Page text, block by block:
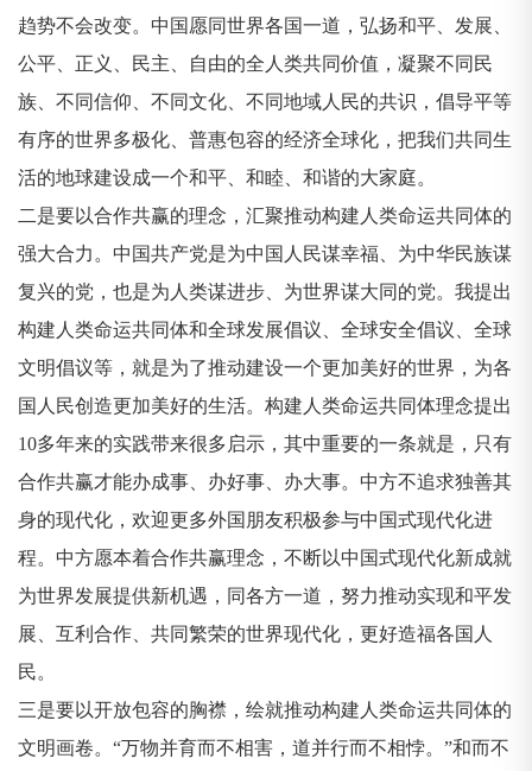
趋势不会改变。中国愿同世界各国一道，弘扬和平、发展、
公平、正义、民主、自由的全人类共同价值，凝聚不同民
族、不同信仰、不同文化、不同地域人民的共识，倡导平等
有序的世界多极化、普惠包容的经济全球化，把我们共同生
活的地球建设成一个和平、和睦、和谐的大家庭。
二是要以合作共赢的理念，汇聚推动构建人类命运共同体的
强大合力。中国共产党是为中国人民谋幸福、为中华民族谋
复兴的党，也是为人类谋进步、为世界谋大同的党。我提出
构建人类命运共同体和全球发展倡议、全球安全倡议、全球
文明倡议等，就是为了推动建设一个更加美好的世界，为各
国人民创造更加美好的生活。构建人类命运共同体理念提出
10多年来的实践带来很多启示，其中重要的一条就是，只有
合作共赢才能办成事、办好事、办大事。中方不追求独善其
身的现代化，欢迎更多外国朋友积极参与中国式现代化进
程。中方愿本着合作共赢理念，不断以中国式现代化新成就
为世界发展提供新机遇，同各方一道，努力推动实现和平发
展、互利合作、共同繁荣的世界现代化，更好造福各国人
民。
三是要以开放包容的胸襟，绘就推动构建人类命运共同体的
文明画卷。“万物并育而不相害，道并行而不相悖。”和而不